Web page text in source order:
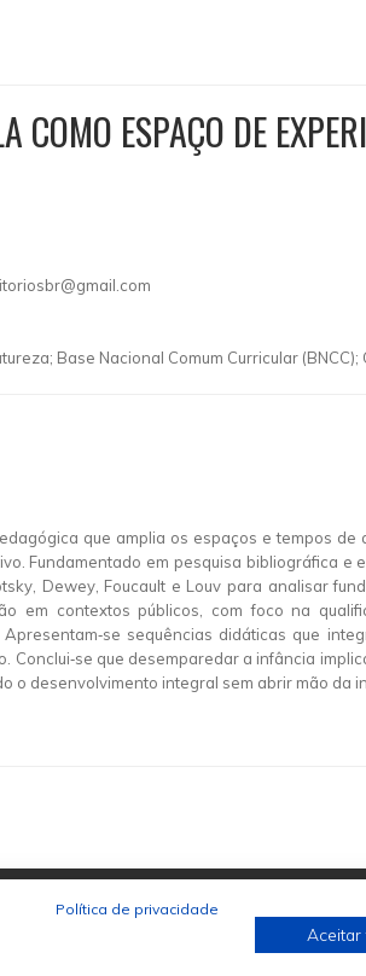
COMO ESPAÇO DE
Base Nacional Comum Curricular
que amplia os espaços e tempos
Fundamentado em pesquisa bibliográfica e
Dewey, Foucault e Louv para analisar
em contextos públicos, com foco na
sequências didáticas que
que desemparedar a infância
desenvolvimento integral sem abrir mão da
Política de privacidade
Aceitar